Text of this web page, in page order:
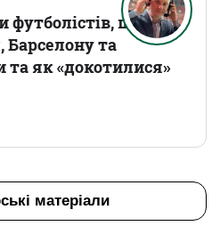
футболістів, що
Барселону та
та як «докотилися»
матеріали